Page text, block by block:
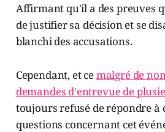
Affirmant qu'il a des preuves
de justifier sa décision et se
blanchi des accusations.
Cependant, et cemalgré de
demandes d'entrevue de
toujours refusé de répondre à
questions concernant cet